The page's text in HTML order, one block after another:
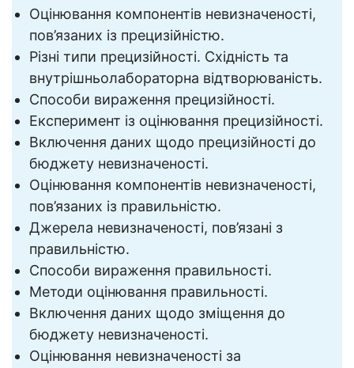
Оцінювання компонентів невизначеності,
пов’язаних із прецизійністю.
Різні типи прецизійності. Східність та
внутрішньолабораторна відтворюваність.
Способи вираження прецизійності.
Експеримент із оцінювання прецизійності.
Включення даних щодо прецизійності до
бюджету невизначеності.
Оцінювання компонентів невизначеності,
пов’язаних із правильністю.
Джерела невизначеності, пов’язані з
правильністю.
Способи вираження правильності.
Методи оцінювання правильності.
Включення даних щодо зміщення до
бюджету невизначеності.
Оцінювання невизначеності за